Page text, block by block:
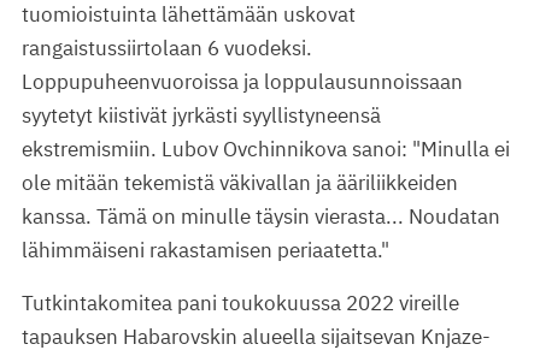
tuomioistuinta lähettämään uskovat
rangaistussiirtolaan 6 vuodeksi.
Loppupuheenvuoroissa ja loppulausunnoissaan
syytetyt kiistivät jyrkästi syyllistyneensä
ekstremismiin. Lubov Ovchinnikova sanoi: "Minulla ei
ole mitään tekemistä väkivallan ja ääriliikkeiden
kanssa. Tämä on minulle täysin vierasta... Noudatan
lähimmäiseni rakastamisen periaatetta."
Tutkintakomitea pani toukokuussa 2022 vireille
tapauksen Habarovskin alueella sijaitsevan Knjaze-